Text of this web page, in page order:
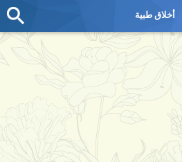
أخلاق طبية